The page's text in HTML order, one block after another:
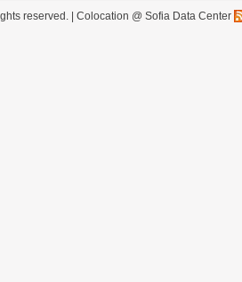
reserved. | Colocation @ Sofia Data Center